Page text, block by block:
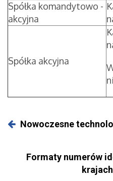
Spółka komandytowo -
akcyjna
Spółka akcyjna
Nowoczesne
Formaty numerów